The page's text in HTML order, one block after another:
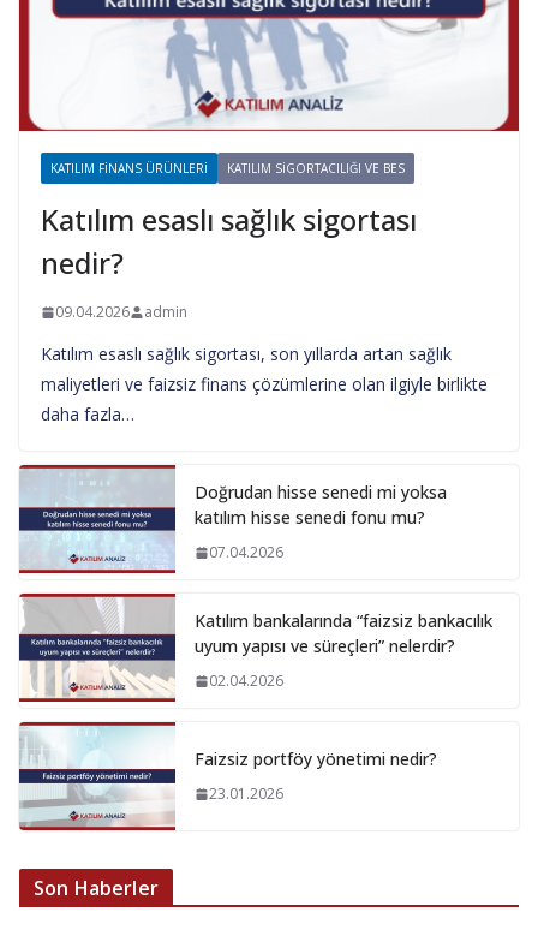
KATILIM FINANS ÜRÜNLERI KATILIM SIGORTACILIĞI VE BES
Katılım esaslı sağlık sigortası
nedir?
09.04.2026 admin
Katılım esaslı sağlık sigortası, son yıllarda artan sağlık
maliyetleri ve faizsiz finans çözümlerine olan ilgiyle birlikte
daha fazla…
Doğrudan hisse senedi mi yoksa
katılım hisse senedi fonu mu?
07.04.2026
Katılım bankalarında “faizsiz bankacılık
uyum yapısı ve süreçleri” nelerdir?
02.04.2026
Faizsiz portföy yönetimi nedir?
23.01.2026
Son Haberler